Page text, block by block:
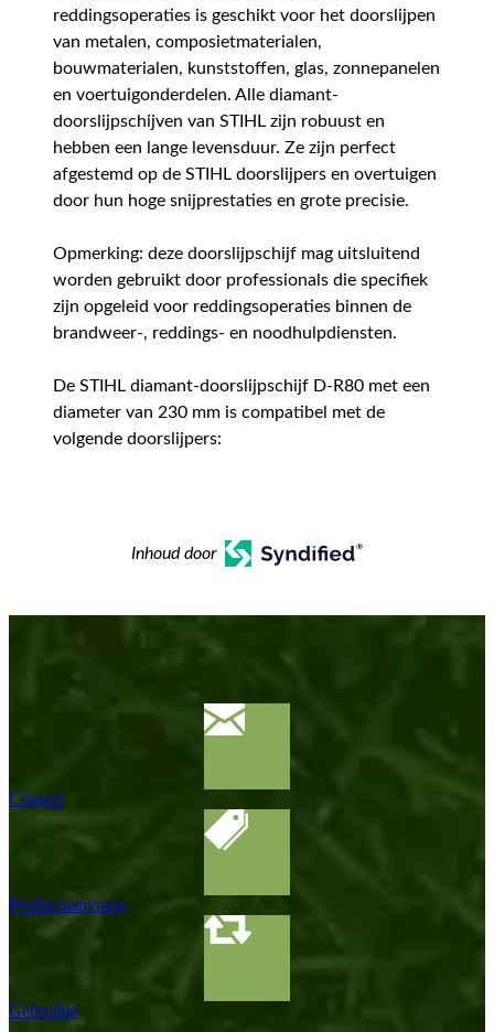
reddingsoperaties is geschikt voor het doorslijpen
van metalen, composietmaterialen,
bouwmaterialen, kunststoffen, glas, zonnepanelen
en voertuigonderdelen. Alle diamant-
doorslijpschijven van STIHL zijn robuust en
hebben een lange levensduur. Ze zijn perfect
afgestemd op de STIHL doorslijpers en overtuigen
door hun hoge snijprestaties en grote precisie.
Opmerking: deze doorslijpschijf mag uitsluitend
worden gebruikt door professionals die specifiek
zijn opgeleid voor reddingsoperaties binnen de
brandweer-, reddings- en noodhulpdiensten.
De STIHL diamant-doorslijpschijf D-R80 met een
diameter van 230 mm is compatibel met de
volgende doorslijpers:
Inhoud door
Contact
Productaanvraag
Gebruikte